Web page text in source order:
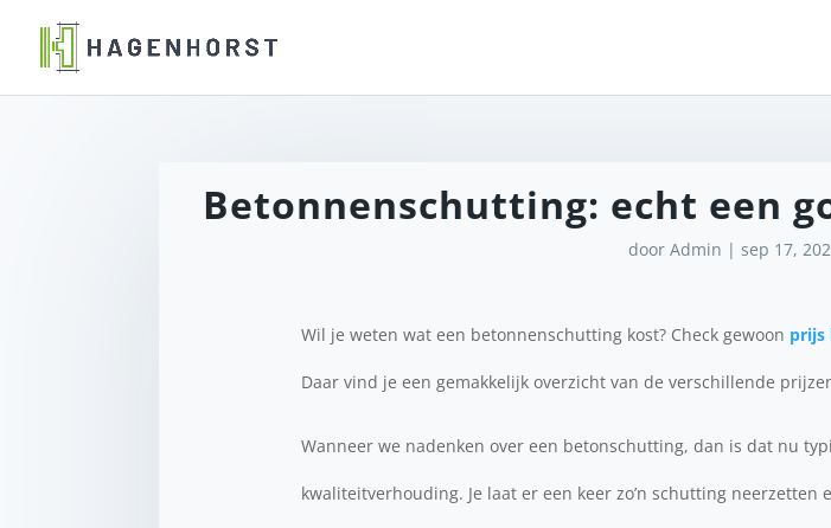
Betonnenschutting: echt een
door Admin | sep 17,
Wil je weten wat een betonnenschutting kost? Check gewoon prijs
Daar vind je een gemakkelijk overzicht van de verschillende
Wanneer we nadenken over een betonschutting, dan is dat nu
kwaliteitverhouding. Je laat er een keer zo’n schutting